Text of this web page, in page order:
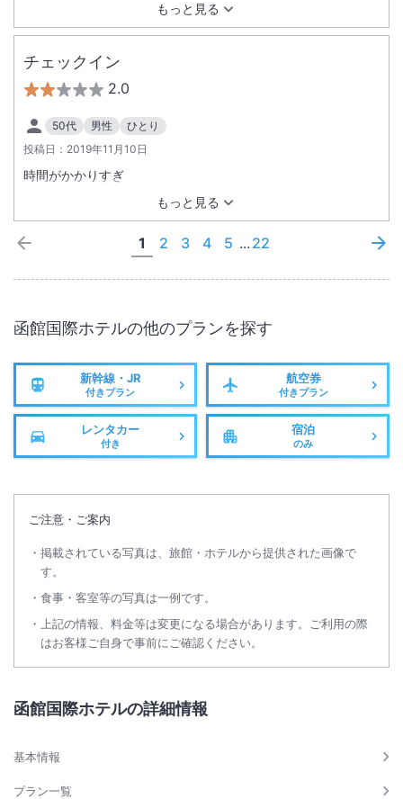
もっと見る
チェックイン
2.0
50代 男性
ひとり
投稿日： 2019年11月10日
もっと見る
時間がかかりすぎ
1 2 3 4 5 ... 22
函館国際ホテルの他のプランを探す
新幹線・JR
付きプラン
航空券
付きプラン
レンタカー
付き
宿泊
のみ
ご注意・ご案内
掲載されている写真は、旅館・ホテルから提供された画像で
す。
食事・客室等の写真は一例です。
上記の情報、料金等は変更になる場合があります。ご利用の際
はお客様ご自身で事前にご確認ください。
函館国際ホテルの詳細情報
基本情報
プラン一覧